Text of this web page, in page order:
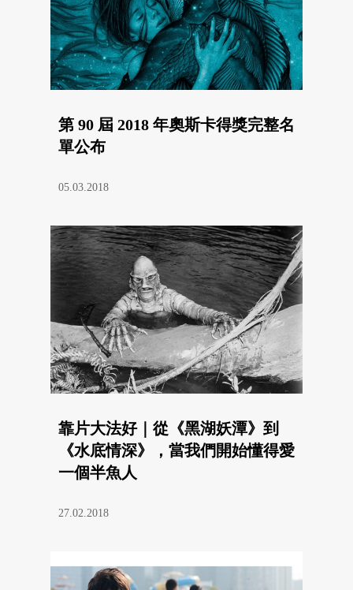
第 90 屆 2018 年奧斯卡得獎完整名
單公布
05.03.2018
靠片大法好｜從《黑湖妖潭》到
《水底情深》，當我們開始懂得愛
一個半魚人
27.02.2018